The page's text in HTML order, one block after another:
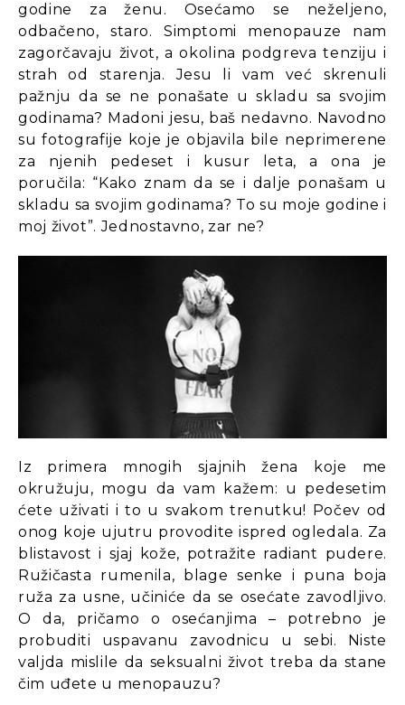
godine za ženu. Osećamo se neželjeno,
odbačeno, staro. Simptomi menopauze nam
zagorčavaju život, a okolina podgreva tenziju i
strah od starenja. Jesu li vam već skrenuli
pažnju da se ne ponašate u skladu sa svojim
godinama? Madoni jesu, baš nedavno. Navodno
su fotografije koje je objavila bile neprimerene
za njenih pedeset i kusur leta, a ona je
poručila: “Kako znam da se i dalje ponašam u
skladu sa svojim godinama? To su moje godine i
moj život”. Jednostavno, zar ne?
Iz primera mnogih sjajnih žena koje me
okružuju, mogu da vam kažem: u pedesetim
ćete uživati i to u svakom trenutku! Počev od
onog koje ujutru provodite ispred ogledala. Za
blistavost i sjaj kože, potražite radiant pudere.
Ružičasta rumenila, blage senke i puna boja
ruža za usne, učiniće da se osećate zavodljivo.
O da, pričamo o osećanjima – potrebno je
probuditi uspavanu zavodnicu u sebi. Niste
valjda mislile da seksualni život treba da stane
čim uđete u menopauzu?